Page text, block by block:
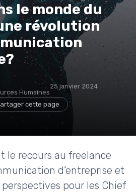
le monde du
révolution
Humaines
25 janvier 2024
cette page
le recours au freelance
d’entreprise et
pour les Chief